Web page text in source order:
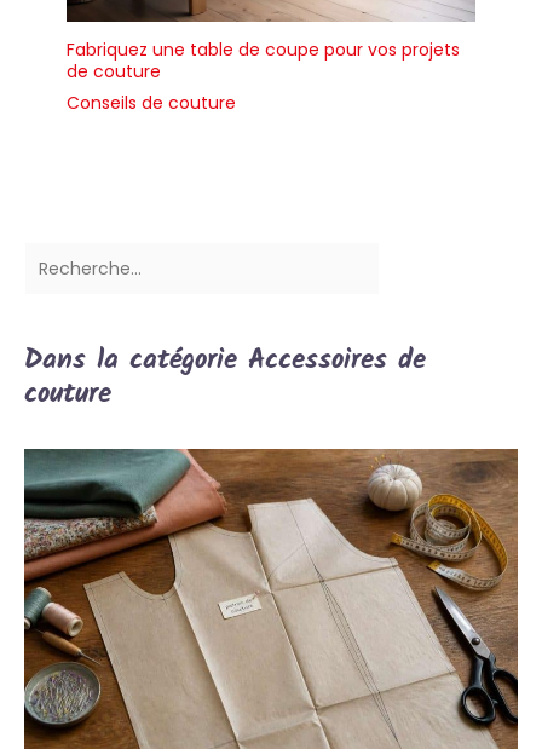
Fabriquez une table de coupe pour vos projets
de couture
Conseils de couture
Dans la catégorie Accessoires de
couture